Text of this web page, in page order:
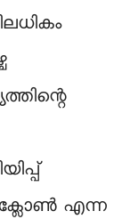
എന്ന